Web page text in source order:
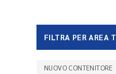
FILTRA PER AREA
NUOVO CONTENITORE